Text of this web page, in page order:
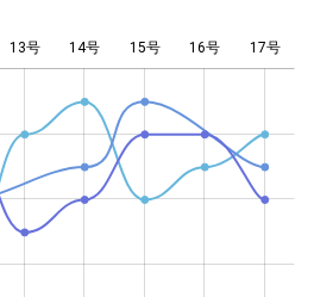
13号 14号 15号 16号 17号